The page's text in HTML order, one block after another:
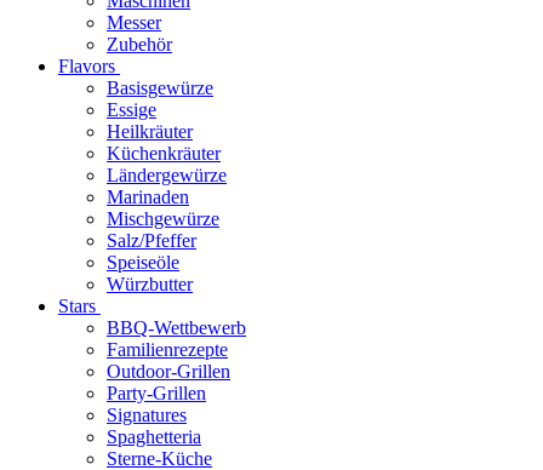
Messer
Zubehör
Flavors
Basisgewürze
Essige
Heilkräuter
Küchenkräuter
Ländergewürze
Marinaden
Mischgewürze
Salz/Pfeffer
Speiseöle
Würzbutter
Stars
BBQ-Wettbewerb
Familienrezepte
Outdoor-Grillen
Party-Grillen
Signatures
Spaghetteria
Sterne-Küche